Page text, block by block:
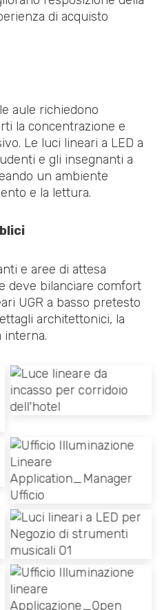
di acquisto
aule richiedono
la concentrazione e
Le luci lineari a LED a
e gli insegnanti a
un ambiente
e la lettura.
e aree di attesa
deve bilanciare comfort
UGR a basso pretesto
architettonici, la
interna.